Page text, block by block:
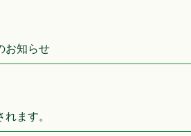
お知らせ
ます。